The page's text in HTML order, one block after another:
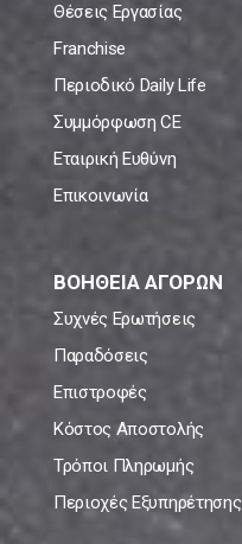
Θέσεις Εργασίας
Franchise
Περιοδικό Daily Life
Συμμόρφωση CE
Εταιρική Ευθύνη
Επικοινωνία
ΒΟΗΘΕΙΑ ΑΓΟΡΩΝ
Συχνές Ερωτήσεις
Παραδόσεις
Επιστροφές
Κόστος Αποστολής
Τρόποι Πληρωμής
Περιοχές Εξυπηρέτησης